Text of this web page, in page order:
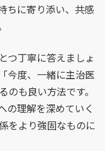
ちに寄り添い、共感
つ丁寧に答えましょ
今度、一緒に主治医
も良い方法です。
の理解を深めていく
をより強固なものに